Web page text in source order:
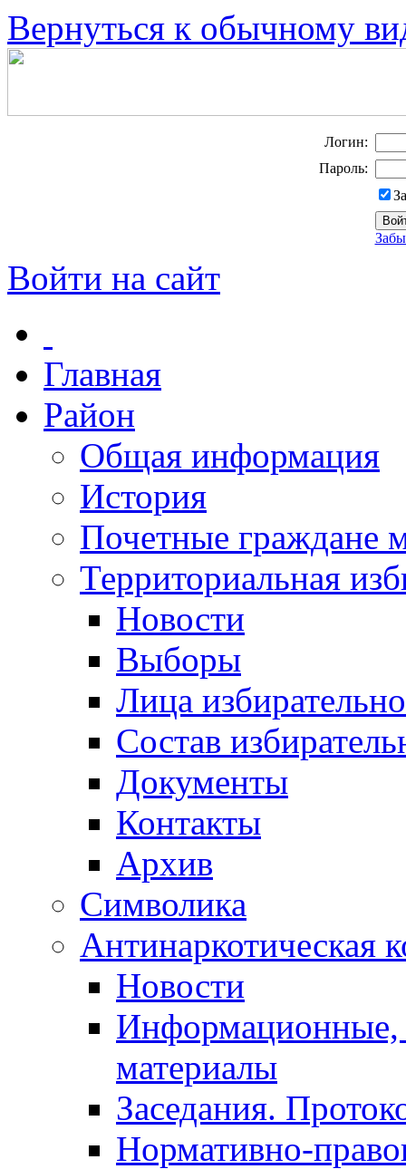
Вернуться к обычному
Логин:
Пароль:
Войти на сайт
Главная
Район
Общая информация
История
Почетные граждане
Территориальная
Новости
Выборы
Лица
Состав
Документы
Контакты
Архив
Символика
Антинаркотическая
Новости
Информационные,
материалы
Заседания.
Нормативно-